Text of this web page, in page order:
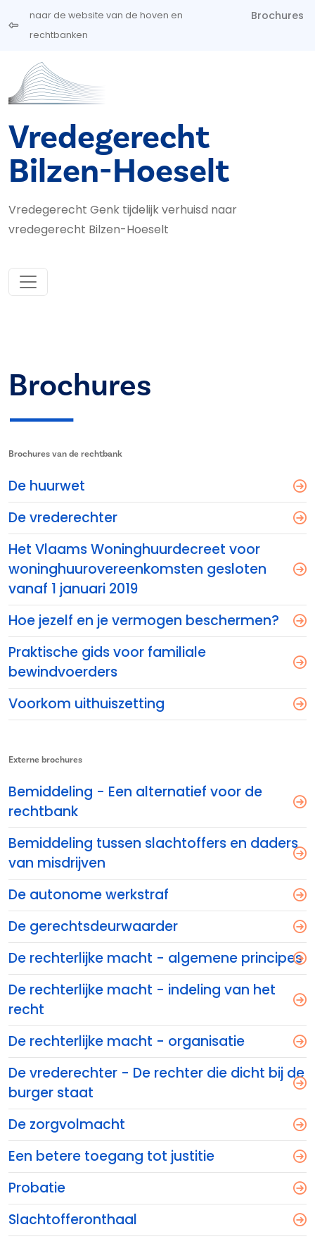
Overslaan en naar de inhoud gaan
naar de website van de hoven en
rechtbanken
Brochures
Vredegerecht
Bilzen-Hoeselt
Vredegerecht Genk tijdelijk verhuisd naar
vredegerecht Bilzen-Hoeselt
Brochures
Brochures van de rechtbank
De huurwet
De vrederechter
Het Vlaams Woninghuurdecreet voor
woninghuurovereenkomsten gesloten
vanaf 1 januari 2019
Hoe jezelf en je vermogen beschermen?
Praktische gids voor familiale
bewindvoerders
Voorkom uithuiszetting
Externe brochures
Bemiddeling - Een alternatief voor de
rechtbank
Bemiddeling tussen slachtoffers en daders
van misdrijven
De autonome werkstraf
De gerechtsdeurwaarder
De rechterlijke macht - algemene principes
De rechterlijke macht - indeling van het
recht
De rechterlijke macht - organisatie
De vrederechter - De rechter die dicht bij de
burger staat
De zorgvolmacht
Een betere toegang tot justitie
Probatie
Slachtofferonthaal